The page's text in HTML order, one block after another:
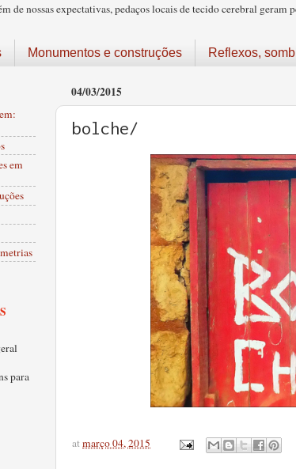
de nossas expectativas, pedaços locais de tecido cerebral geram
Monumentos e construções Reflexos,
04/03/2015
bolche/
atmarço 04, 2015
em
para